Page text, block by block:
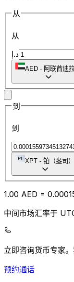
从
从
د.إ
AED - 阿联酋迪
到
到
XPT - 铂（盎司）
1.00 AED = 0.00
中间市场汇率于
立即咨询货币专家。
预约通话